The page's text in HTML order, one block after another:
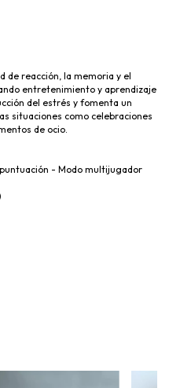
de reacción, la memoria y el
entretenimiento y aprendizaje
del estrés y fomenta un
situaciones como celebraciones
de ocio.
- Modo multijugador